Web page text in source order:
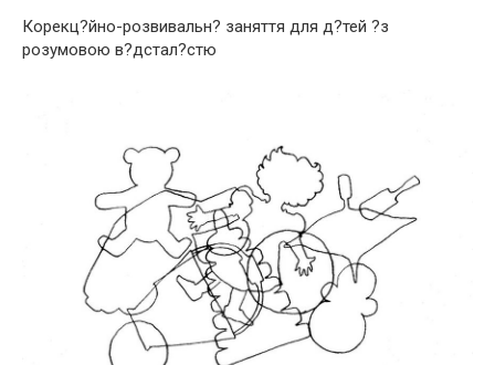
Корекц?йно-розвивальн? заняття для д?тей ?з
розумовою в?дстал?стю